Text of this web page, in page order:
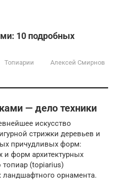
10 подробных
Топиарии Алексей Смирнов
— дело техники
искусство
стрижки деревьев и
причудливых форм:
и форм архитектурных
топиар (topiarius)
ландшафтного орнамента.